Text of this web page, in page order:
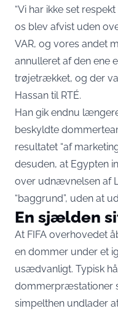
“Vi har ikke set
os blev afvist uden
VAR, og vores andet
annulleret af den ene
trøjetrækket, og der
Hassan til RTÉ.
Han gik endnu
beskyldte
resultatet “af
desuden, at Egypten
over udnævnelsen af
“baggrund”, uden at
En sjælden
At FIFA overhovedet
en dommer under et
usædvanligt. Typisk
dommerpræstationer
simpelthen undlader